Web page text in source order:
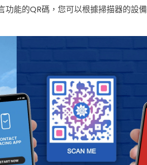
功能的QR碼，您可以根據掃描器的設